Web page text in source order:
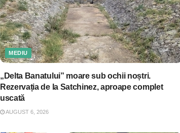
MEDIU
„Delta Banatului” moare sub ochii noștri.
Rezervația de la Satchinez, aproape complet
uscată
AUGUST 6, 2026